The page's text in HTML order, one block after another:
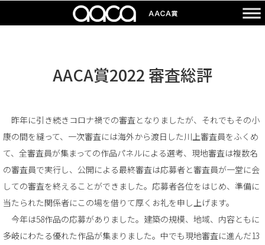
AACA賞2022 審査総評
昨年に引き続きコロナ禍での審査となりましたが、それでもその小
康の間を縫って、一次審査には海外から渡日した川上審査員をふくめ
て、全審査員が集まっての作品パネルによる選考、現地審査は複数名
の審査員で実行し、公開による最終審査は応募者と審査員が一堂に会
しての審査を終えることができました。応募者各位をはじめ、準備に
当たられた関係者にこの場を借りて厚くお礼を申し上げます。
今年は58作品の応募がありました。建築の規模、地域、内容ともに
多岐にわたる優れた作品が集まりました。中でも現地審査に進んだ13